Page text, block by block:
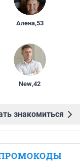
Алена,53
New,42
знакомиться